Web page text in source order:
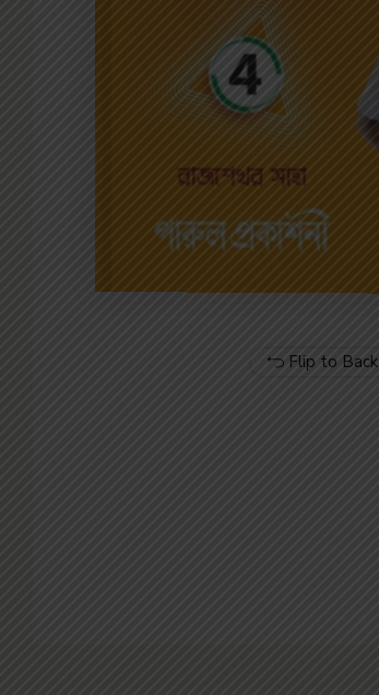
Flip to Back